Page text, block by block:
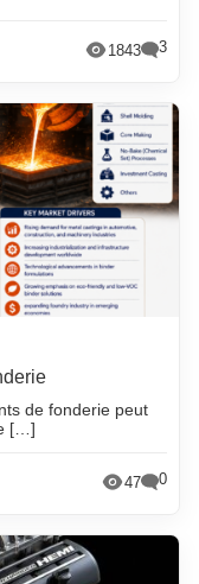
1843 3
de fonderie peut
[…]
47 0